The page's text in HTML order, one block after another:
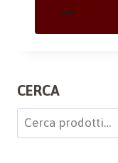
CERCA
Cerca: